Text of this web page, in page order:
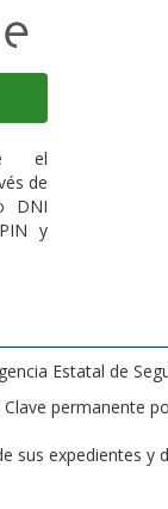
el
de
DNI
y
Estatal de
permanente
sus expedientes y